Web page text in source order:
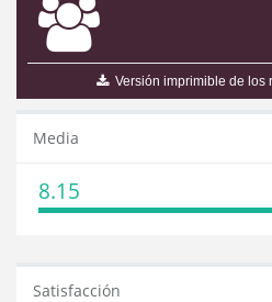
Versión imprimible de los
Media
8.15
Satisfacción